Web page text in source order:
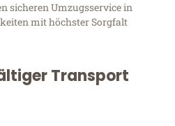
sicheren Umzugsservice in
mit höchster Sorgfalt
Transport